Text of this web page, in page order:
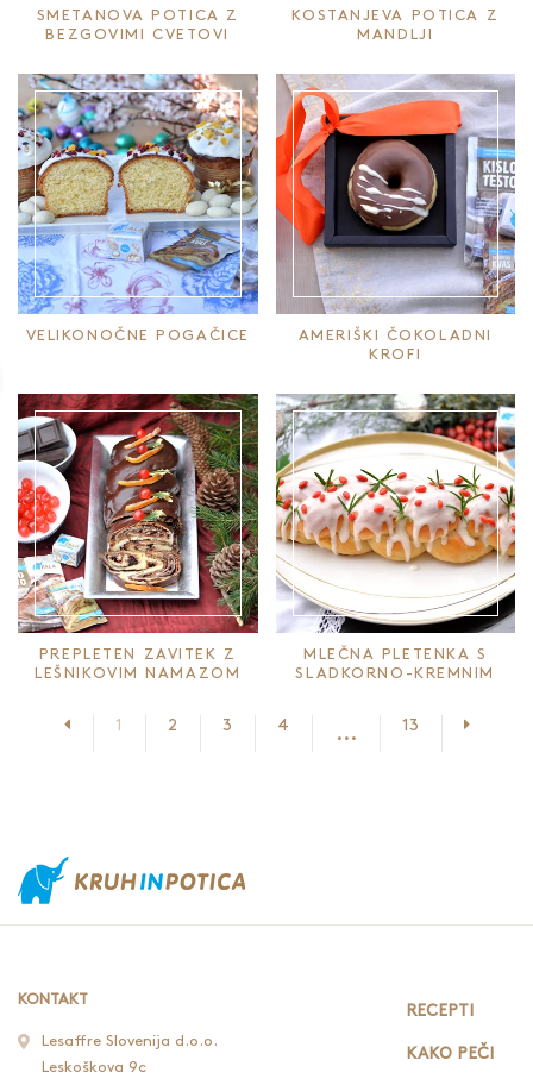
SMETANOVA POTICA Z
BEZGOVIMI CVETOVI
KOSTANJEVA POTICA Z
MANDLJI
VELIKONOČNE POGAČICE
AMERIŠKI ČOKOLADNI
KROFI
PREPLETEN ZAVITEK Z
LEŠNIKOVIM NAMAZOM
MLEČNA PLETENKA S
SLADKORNO-KREMNIM
Prejšnja stran
1 2 3 4 ... 13
KONTAKT
Lesaffre Slovenija d.o.o.
Leskoškova 9c
RECEPTI
KAKO PEČI